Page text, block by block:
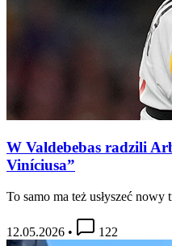
W Valdebebas radzili
Viníciusa”
To samo ma też usłyszeć nowy
12.05.2026 • 122